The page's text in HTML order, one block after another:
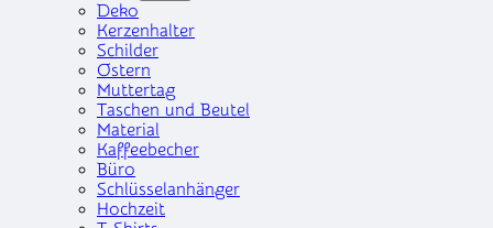
Deko
Kerzenhalter
Schilder
Ostern
Muttertag
Taschen und Beutel
Material
Kaffeebecher
Büro
Schlüsselanhänger
Hochzeit